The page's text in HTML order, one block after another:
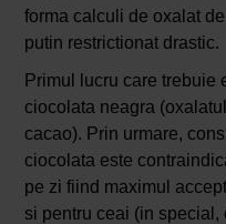
forma calculi de oxalat
putin restrictionat drastic.
Primul lucru care trebuie
ciocolata neagra
cacao). Prin urmare,
ciocolata este
pe zi fiind maximul
si pentru ceai (in